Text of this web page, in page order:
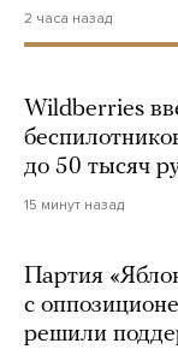
2 часа назад
Wildberries
до 50 тысяч
15 минут назад
Партия
с
решили